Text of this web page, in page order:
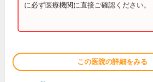
に必ず医療機関に直接ご確認ください。
この医院の詳細をみる